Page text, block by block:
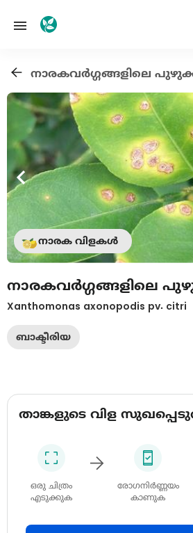
നാരകവര്‍ഗ്ഗങ്ങളിലെ
നാരക വിളകൾ
നാരകവര്‍ഗ്ഗങ്ങളിലെ
Xanthomonas axonopodis pv. citri
ബാക്ടീരിയ
താങ്കളുടെ വിള
ഒരു ചിത്രം
എടുക്കുക
രോഗനിർണ്ണയം
കാണുക